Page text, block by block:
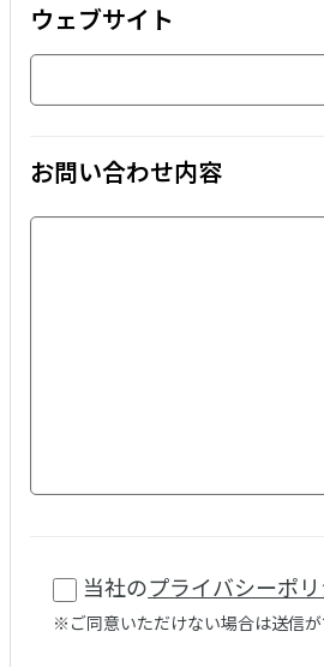
ウェブサイト
お問い合わせ内容
当社のプライバシーポ
※ご同意いただけない場合は送信が